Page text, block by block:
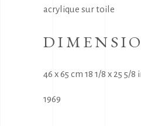
acrylique sur toile
46 x 65 cm 18 1/8 x 25 5/8
1969